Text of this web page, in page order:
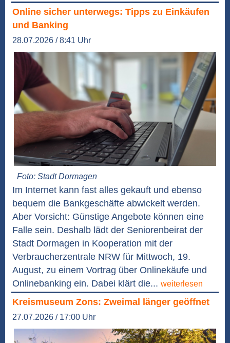
Online sicher unterwegs: Tipps zu Einkäufen
und Banking
28.07.2026 / 8:41 Uhr
Foto: Stadt Dormagen
Im Internet kann fast alles gekauft und ebenso
bequem die Bankgeschäfte abwickelt werden.
Aber Vorsicht: Günstige Angebote können eine
Falle sein. Deshalb lädt der Seniorenbeirat der
Stadt Dormagen in Kooperation mit der
Verbraucherzentrale NRW für Mittwoch, 19.
August, zu einem Vortrag über Onlinekäufe und
Onlinebanking ein. Dabei klärt die... weiterlesen
Kreismuseum Zons: Zweimal länger geöffnet
27.07.2026 / 17:00 Uhr